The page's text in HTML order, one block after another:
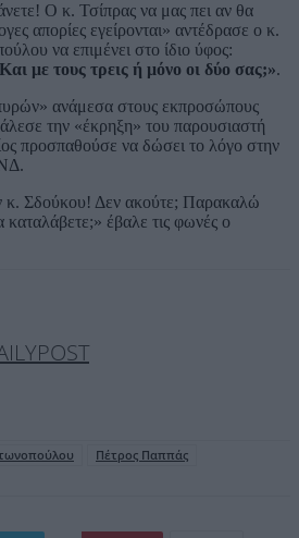
Ο κ. Τσίπρας να μας πει αν θα
απορίες εγείρονται» αντέδρασε ο κ.
να επιμένει στο ίδιο ύφος:
με τους τρεις ή μόνο οι δύο σας;».
ανάμεσα στους εκπροσώπους
την «έκρηξη» του παρουσιαστή
προσπαθούσε να δώσει το λόγο στην
κ. Σδούκου! Δεν ακούτε; Παρακαλώ
έβαλε τις φωνές ο
Πέτρος Παππάς